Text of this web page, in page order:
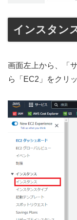
インスタン
画面左上から、「
ら「EC2」をクリ